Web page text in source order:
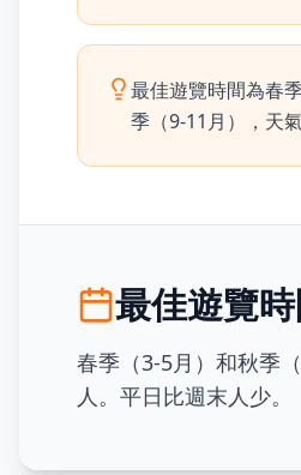
最佳遊覽時間為春
季（9-11月），天
最佳遊覽
春季（3-5月）和秋季
人。平日比週末人少。